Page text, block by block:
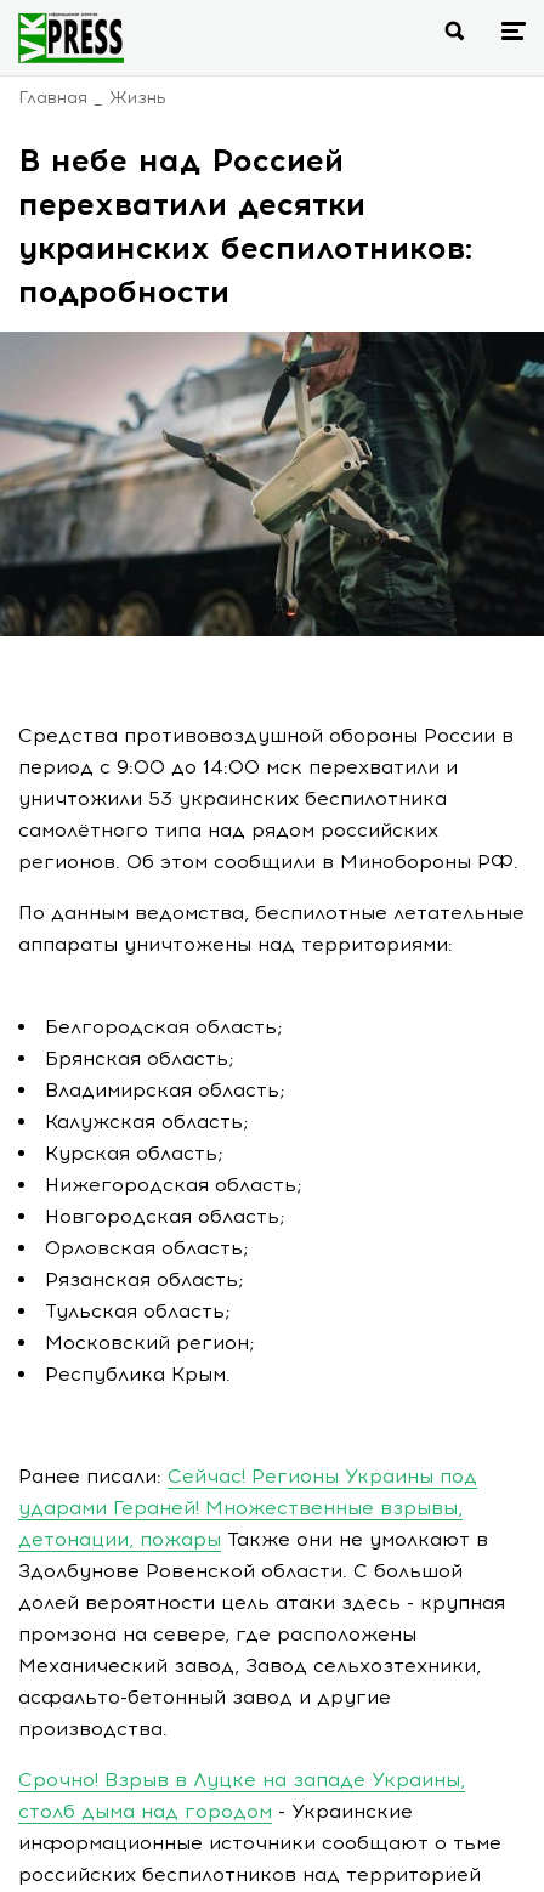
Главная Жизнь
В небе над Россией
перехватили десятки
украинских беспилотников:
подробности
Средства противовоздушной обороны России в
период с 9:00 до 14:00 мск перехватили и
уничтожили 53 украинских беспилотника
самолётного типа над рядом российских
регионов. Об этом сообщили в Минобороны РФ.
По данным ведомства, беспилотные летательные
аппараты уничтожены над территориями:
Белгородская область;
Брянская область;
Владимирская область;
Калужская область;
Курская область;
Нижегородская область;
Новгородская область;
Орловская область;
Рязанская область;
Тульская область;
Московский регион;
Республика Крым.
Ранее писали: Сейчас! Регионы Украины под
ударами Гераней! Множественные взрывы,
детонации, пожары Также они не умолкают в
Здолбунове Ровенской области. С большой
долей вероятности цель атаки здесь - крупная
промзона на севере, где расположены
Механический завод, Завод сельхозтехники,
асфальто-бетонный завод и другие
производства.
Срочно! Взрыв в Луцке на западе Украины,
столб дыма над городом - Украинские
информационные источники сообщают о тьме
российских беспилотников над территорией